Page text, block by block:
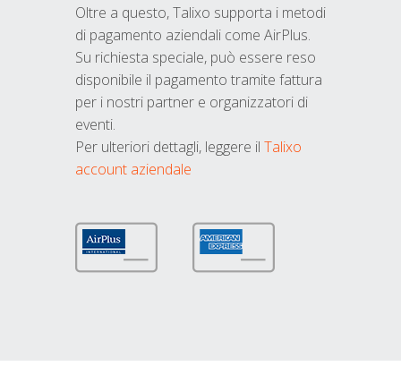
Oltre a questo, Talixo supporta i metodi
di pagamento aziendali come AirPlus.
Su richiesta speciale, può essere reso
disponibile il pagamento tramite fattura
per i nostri partner e organizzatori di
eventi.
Per ulteriori dettagli, leggere il Talixo
account aziendale